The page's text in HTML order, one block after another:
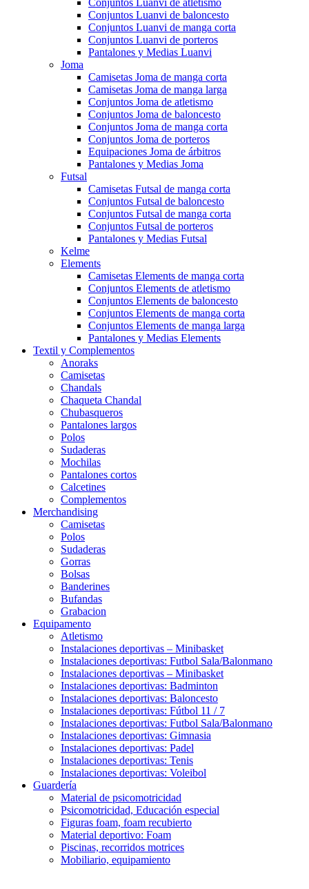
Conjuntos Luanvi de atletismo
Conjuntos Luanvi de baloncesto
Conjuntos Luanvi de manga corta
Conjuntos Luanvi de porteros
Pantalones y Medias Luanvi
Joma
Camisetas Joma de manga corta
Camisetas Joma de manga larga
Conjuntos Joma de atletismo
Conjuntos Joma de baloncesto
Conjuntos Joma de manga corta
Conjuntos Joma de porteros
Equipaciones Joma de árbitros
Pantalones y Medias Joma
Futsal
Camisetas Futsal de manga corta
Conjuntos Futsal de baloncesto
Conjuntos Futsal de manga corta
Conjuntos Futsal de porteros
Pantalones y Medias Futsal
Kelme
Elements
Camisetas Elements de manga corta
Conjuntos Elements de atletismo
Conjuntos Elements de baloncesto
Conjuntos Elements de manga corta
Conjuntos Elements de manga larga
Pantalones y Medias Elements
Textil y Complementos
Anoraks
Camisetas
Chandals
Chaqueta Chandal
Chubasqueros
Pantalones largos
Polos
Sudaderas
Mochilas
Pantalones cortos
Calcetines
Complementos
Merchandising
Camisetas
Polos
Sudaderas
Gorras
Bolsas
Banderines
Bufandas
Grabacion
Equipamento
Atletismo
Instalaciones deportivas – Minibasket
Instalaciones deportivas: Futbol Sala/Balonmano
Instalaciones deportivas – Minibasket
Instalaciones deportivas: Badminton
Instalaciones deportivas: Baloncesto
Instalaciones deportivas: Fútbol 11 / 7
Instalaciones deportivas: Futbol Sala/Balonmano
Instalaciones deportivas: Gimnasia
Instalaciones deportivas: Padel
Instalaciones deportivas: Tenis
Instalaciones deportivas: Voleibol
Guardería
Material de psicomotricidad
Psicomotricidad, Educación especial
Figuras foam, foam recubierto
Material deportivo: Foam
Piscinas, recorridos motrices
Mobiliario, equipamiento